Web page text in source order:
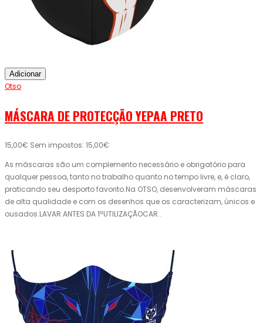
Adicionar
Otso
MÁSCARA DE PROTECÇÃO YEPAA PRETO
15,00€ Sem impostos: 15,00€
As máscaras são um complemento necessário e obrigatório para
qualquer pessoa, tanto no trabalho quanto no tempo livre, e, é claro,
praticando seu desporto favorito.Na OTSO, desenvolveram máscaras
de alta qualidade e com os desenhos que os caracterizam, únicos e
ousados.LAVAR ANTES DA 1ªUTILIZAÇÃOCAR..